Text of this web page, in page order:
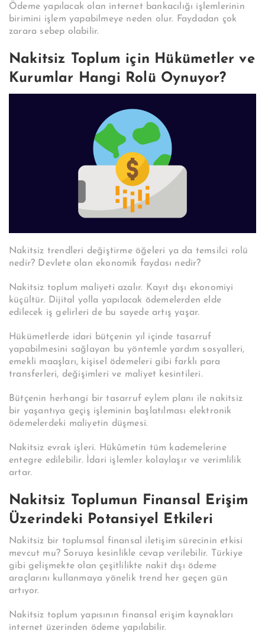
Ödeme yapılacak olan internet bankacılığı işlemlerinin
birimini işlem yapabilmeye neden olur. Faydadan çok
zarara sebep olabilir.
Nakitsiz Toplum için Hükümetler ve
Kurumlar Hangi Rolü Oynuyor?
Nakitsiz trendleri değiştirme öğeleri ya da temsilci rolü
nedir? Devlete olan ekonomik faydası nedir?
Nakitsiz toplum maliyeti azalır. Kayıt dışı ekonomiyi
küçültür. Dijital yolla yapılacak ödemelerden elde
edilecek iş gelirleri de bu sayede artış yaşar.
Hükümetlerde idari bütçenin yıl içinde tasarruf
yapabilmesini sağlayan bu yöntemle yardım sosyalleri,
emekli maaşları, kişisel ödemeleri gibi farklı para
transferleri, değişimleri ve maliyet kesintileri.
Bütçenin herhangi bir tasarruf eylem planı ile nakitsiz
bir yaşantıya geçiş işleminin başlatılması elektronik
ödemelerdeki maliyetin düşmesi.
Nakitsiz evrak işleri. Hükûmetin tüm kademelerine
entegre edilebilir. İdari işlemler kolaylaşır ve verimlilik
artar.
Nakitsiz Toplumun Finansal Erişim
Üzerindeki Potansiyel Etkileri
Nakitsiz bir toplumsal finansal iletişim sürecinin etkisi
mevcut mu? Soruya kesinlikle cevap verilebilir. Türkiye
gibi gelişmekte olan çeşitlilikte nakit dışı ödeme
araçlarını kullanmaya yönelik trend her geçen gün
artıyor.
Nakitsiz toplum yapısının finansal erişim kaynakları
internet üzerinden ödeme yapılabilir.